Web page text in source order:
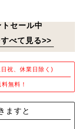
セール中
べて見る>>
祝、休業日除く)
無料！
ますと